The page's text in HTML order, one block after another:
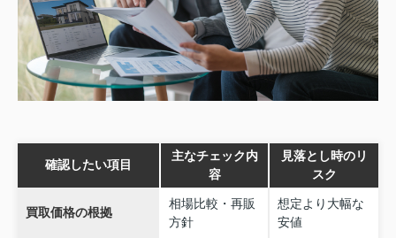
確認したい項目
主なチェック内
容
見落とし時のリ
スク
買取価格の根拠
相場比較・再販
方針
想定より大幅な
安値